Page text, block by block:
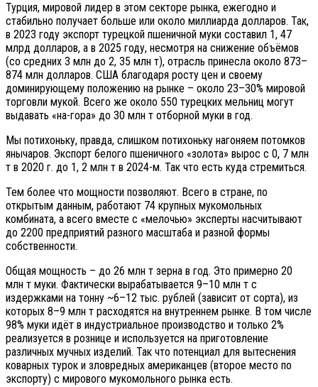
Турция, мировой лидер в этом секторе рынка, ежегодно и
стабильно получает больше или около миллиарда долларов. Так,
в 2023 году экспорт турецкой пшеничной муки составил 1, 47
млрд долларов, а в 2025 году, несмотря на снижение объёмов
(со средних 3 млн до 2, 35 млн т), отрасль принесла около 873–
874 млн долларов. США благодаря росту цен и своему
доминирующему положению на рынке – около 23–30% мировой
торговли мукой. Всего же около 550 турецких мельниц могут
выдавать «на-гора» до 30 млн т отборной муки в год.
Мы потихоньку, правда, слишком потихоньку нагоняем потомков
янычаров. Экспорт белого пшеничного «золота» вырос с 0, 7 млн
т в 2020 г. до 1, 2 млн т в 2024-м. Так что есть куда стремиться.
Тем более что мощности позволяют. Всего в стране, по
открытым данным, работают 74 крупных мукомольных
комбината, а всего вместе с «мелочью» эксперты насчитывают
до 2200 предприятий разного масштаба и разной формы
собственности.
Общая мощность – до 26 млн т зерна в год. Это примерно 20
млн т муки. Фактически вырабатывается 9–10 млн т с
издержками на тонну ~6–12 тыс. рублей (зависит от сорта), из
которых 8–9 млн т расходятся на внутреннем рынке. В том числе
98% муки идёт в индустриальное производство и только 2%
реализуется в рознице и используется на приготовление
различных мучных изделий. Так что потенциал для вытеснения
коварных турок и зловредных американцев (второе место по
экспорту) с мирового мукомольного рынка есть.